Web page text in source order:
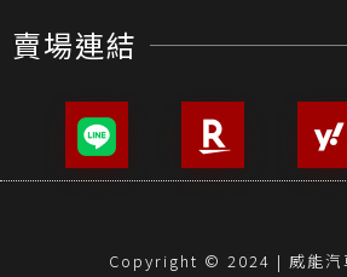
賣場連結
Copyright © 2024 | 威能汽